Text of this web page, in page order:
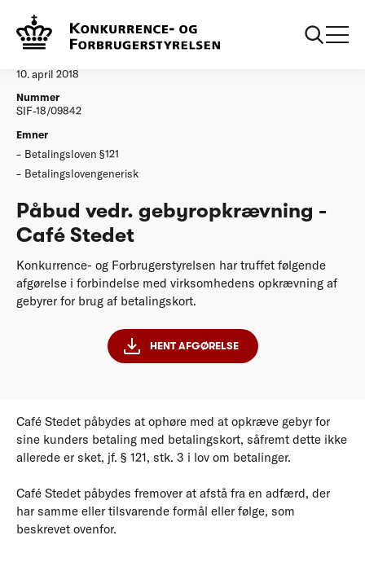
Afgørelser
10. april 2018
Nummer
SIF-18/09842
Emner
Betalingsloven §121
Betalingslovengenerisk
Påbud vedr. gebyropkrævning -
Café Stedet
Konkurrence- og Forbrugerstyrelsen har truffet følgende
afgørelse i forbindelse med virksomhedens opkrævning af
gebyrer for brug af betalingskort.
HENT AFGØRELSE
Café Stedet påbydes at ophøre med at opkræve gebyr for
sine kunders betaling med betalingskort, såfremt dette ikke
allerede er sket, jf. § 121, stk. 3 i lov om betalinger.
Café Stedet påbydes fremover at afstå fra en adfærd, der
har samme eller tilsvarende formål eller følge, som
beskrevet ovenfor.